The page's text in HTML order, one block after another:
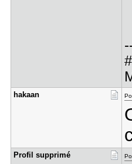
hakaan
Profil sup​primé